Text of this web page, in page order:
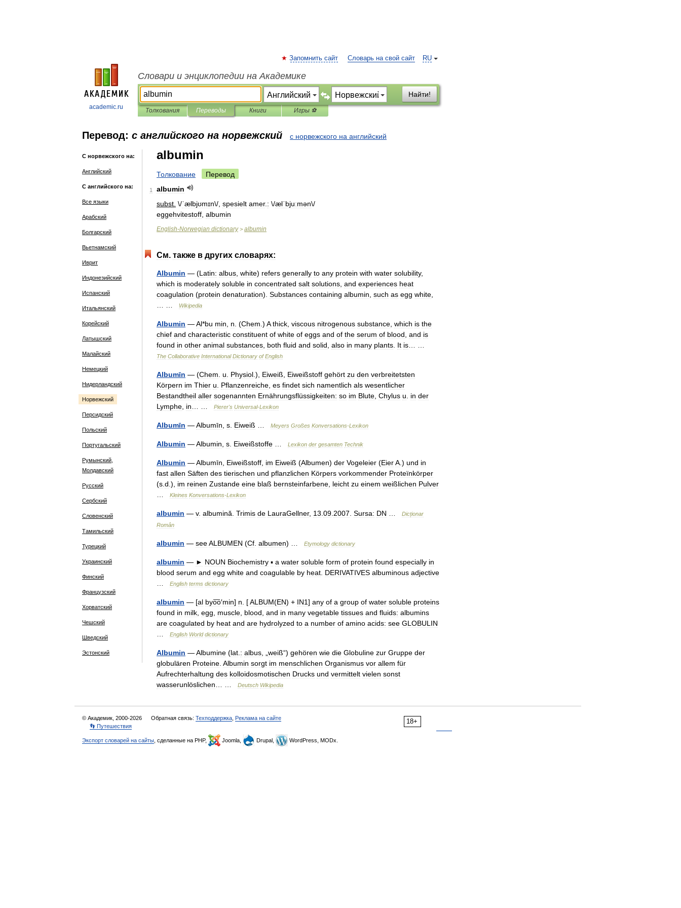
academic.ru
RU
Запомнить сайт Словарь на свой сайт
Словари и энциклопедии на Академике
Найти!
Толкования Переводы Книги Игры ⚽
Перевод: с английского на норвежский с норвежского на английский
С норвежского на:
Английский
С английского на:
Все языки
Арабский
Болгарский
Вьетнамский
Иврит
Индонезийский
Испанский
Итальянский
Корейский
Латышский
Малайский
Немецкий
Нидерландский
Норвежский
Персидский
Польский
Португальский
Румынский,
Молдавский
Русский
Сербский
Словенский
Тамильский
Турецкий
Украинский
Финский
Французский
Хорватский
Чешский
Шведский
Эстонский
albumin
Толкование Перевод
1
albumin
subst \/ˈælbjʊmɪn\/, spesielt amer. : \/ælˈbjuːmən\/
eggehvitestoff albumin
English-Norwegian dictionary> albumin
См. также в других словарях:
Albumin — (Latin: albus white) refers generally to any protein with water solubility,
which is moderately soluble in concentrated salt solutions and experiences heat
coagulation (protein denaturation). Substances containing albumin such as egg white
Wikipedia
Albumin —Al*bu min n . (Chem .) A thick viscous nitrogenous substance which is the
chief and characteristic constituent of white of eggs and of the serum of blood and is
found in other animal substances both fluid and solid also in many plants It is
The Collaborative International Dictionary of English
Albumīn — (Chem u Physiol .), Eiweiß Eiweißstoff gehört zu den verbreitetsten
Körpern im Thier u Pflanzenreiche es findet sich namentlich als wesentlicher
Bestandtheil aller sogenannten Ernährungsflüssigkeiten: so im Blute Chylus u in der
Lymphe in Pierer's Universal-Lexikon
Albumīn —Albumīn s Eiweiß Meyers Großes Konversations-Lexikon
Albumin —Albumin s Eiweißstoffe Lexikon der gesamten Technik
Albumin —Albumīn Eiweißstoff im Eiweiß (Albumen) der Vogeleier (EierA .) und in
fast allen Säften des tierischen und pflanzlichen Körpers vorkommender Proteïnkörper
(s d .), im reinen Zustande eine blaß bernsteinfarbene leicht zu einem weißlichen Pulver
Kleines Konversations-Lexikon
albumin — v. albumină Trimis de LauraGellner, 13 09 2007 Sursa: DN
Dicționar
Român
albumin — seeALBUMEN (Cf albumen) … Etymology dictionary
albumin — ► NOUN Biochemistry ▪ a water soluble form of protein found especially in
blood serum and egg white and coagulable by heat DERIVATIVES albuminous adjective
English terms dictionary
albumin — [al byo͞o′min] n . [ALBUM(EN) + IN1] any of a group of water soluble proteins
found in milk egg muscle blood and in many vegetable tissues and fluids: albumins
are coagulated by heat and are hydrolyzed to a number of amino acids: see GLOBULIN
English World dictionary
Albumin —Albumine (lat : albus weiß“) gehören wie die Globuline zur Gruppe der
globulären Proteine Albumin sorgt im menschlichen Organismus vor allem für
Aufrechterhaltung des kolloidosmotischen Drucks und vermittelt vielen sonst
wasserunlöslichen
Deutsch Wikipedia
18+
© Академик, 2000-2026 Обратная связь: Техподдержка Реклама на сайте
👣 Путешествия
Экспорт словарей на сайты , сделанные на PHP, Joomla, Drupal, WordPress, MODx.